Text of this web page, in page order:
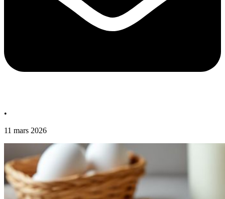
•
11 mars 2026